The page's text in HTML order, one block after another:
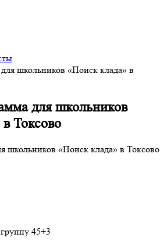
школьников «Поиск клада» в
для школьников
Токсово
школьников «Поиск клада» в Токсово
45+3